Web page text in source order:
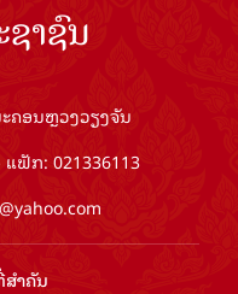
າຊົນ
ຄອນຫຼວງວຽງຈັນ
ແຟັກ: 021336113
ຳ​ຄັນ​